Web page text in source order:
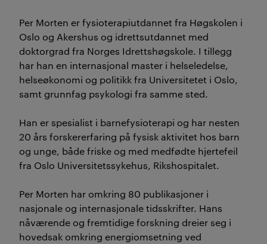
Per Morten er fysioterapiutdannet fra Høgskolen i
Oslo og Akershus og idrettsutdannet med
doktorgrad fra Norges Idrettshøgskole. I tillegg
har han en internasjonal master i helseledelse,
helseøkonomi og politikk fra Universitetet i Oslo,
samt grunnfag psykologi fra samme sted.
Han er spesialist i barnefysioterapi og har nesten
20 års forskererfaring på fysisk aktivitet hos barn
og unge, både friske og med medfødte hjertefeil
fra Oslo Universitetssykehus, Rikshospitalet.
Per Morten har omkring 80 publikasjoner i
nasjonale og internasjonale tidsskrifter. Hans
nåværende og fremtidige forskning dreier seg i
hovedsak omkring energiomsetning ved